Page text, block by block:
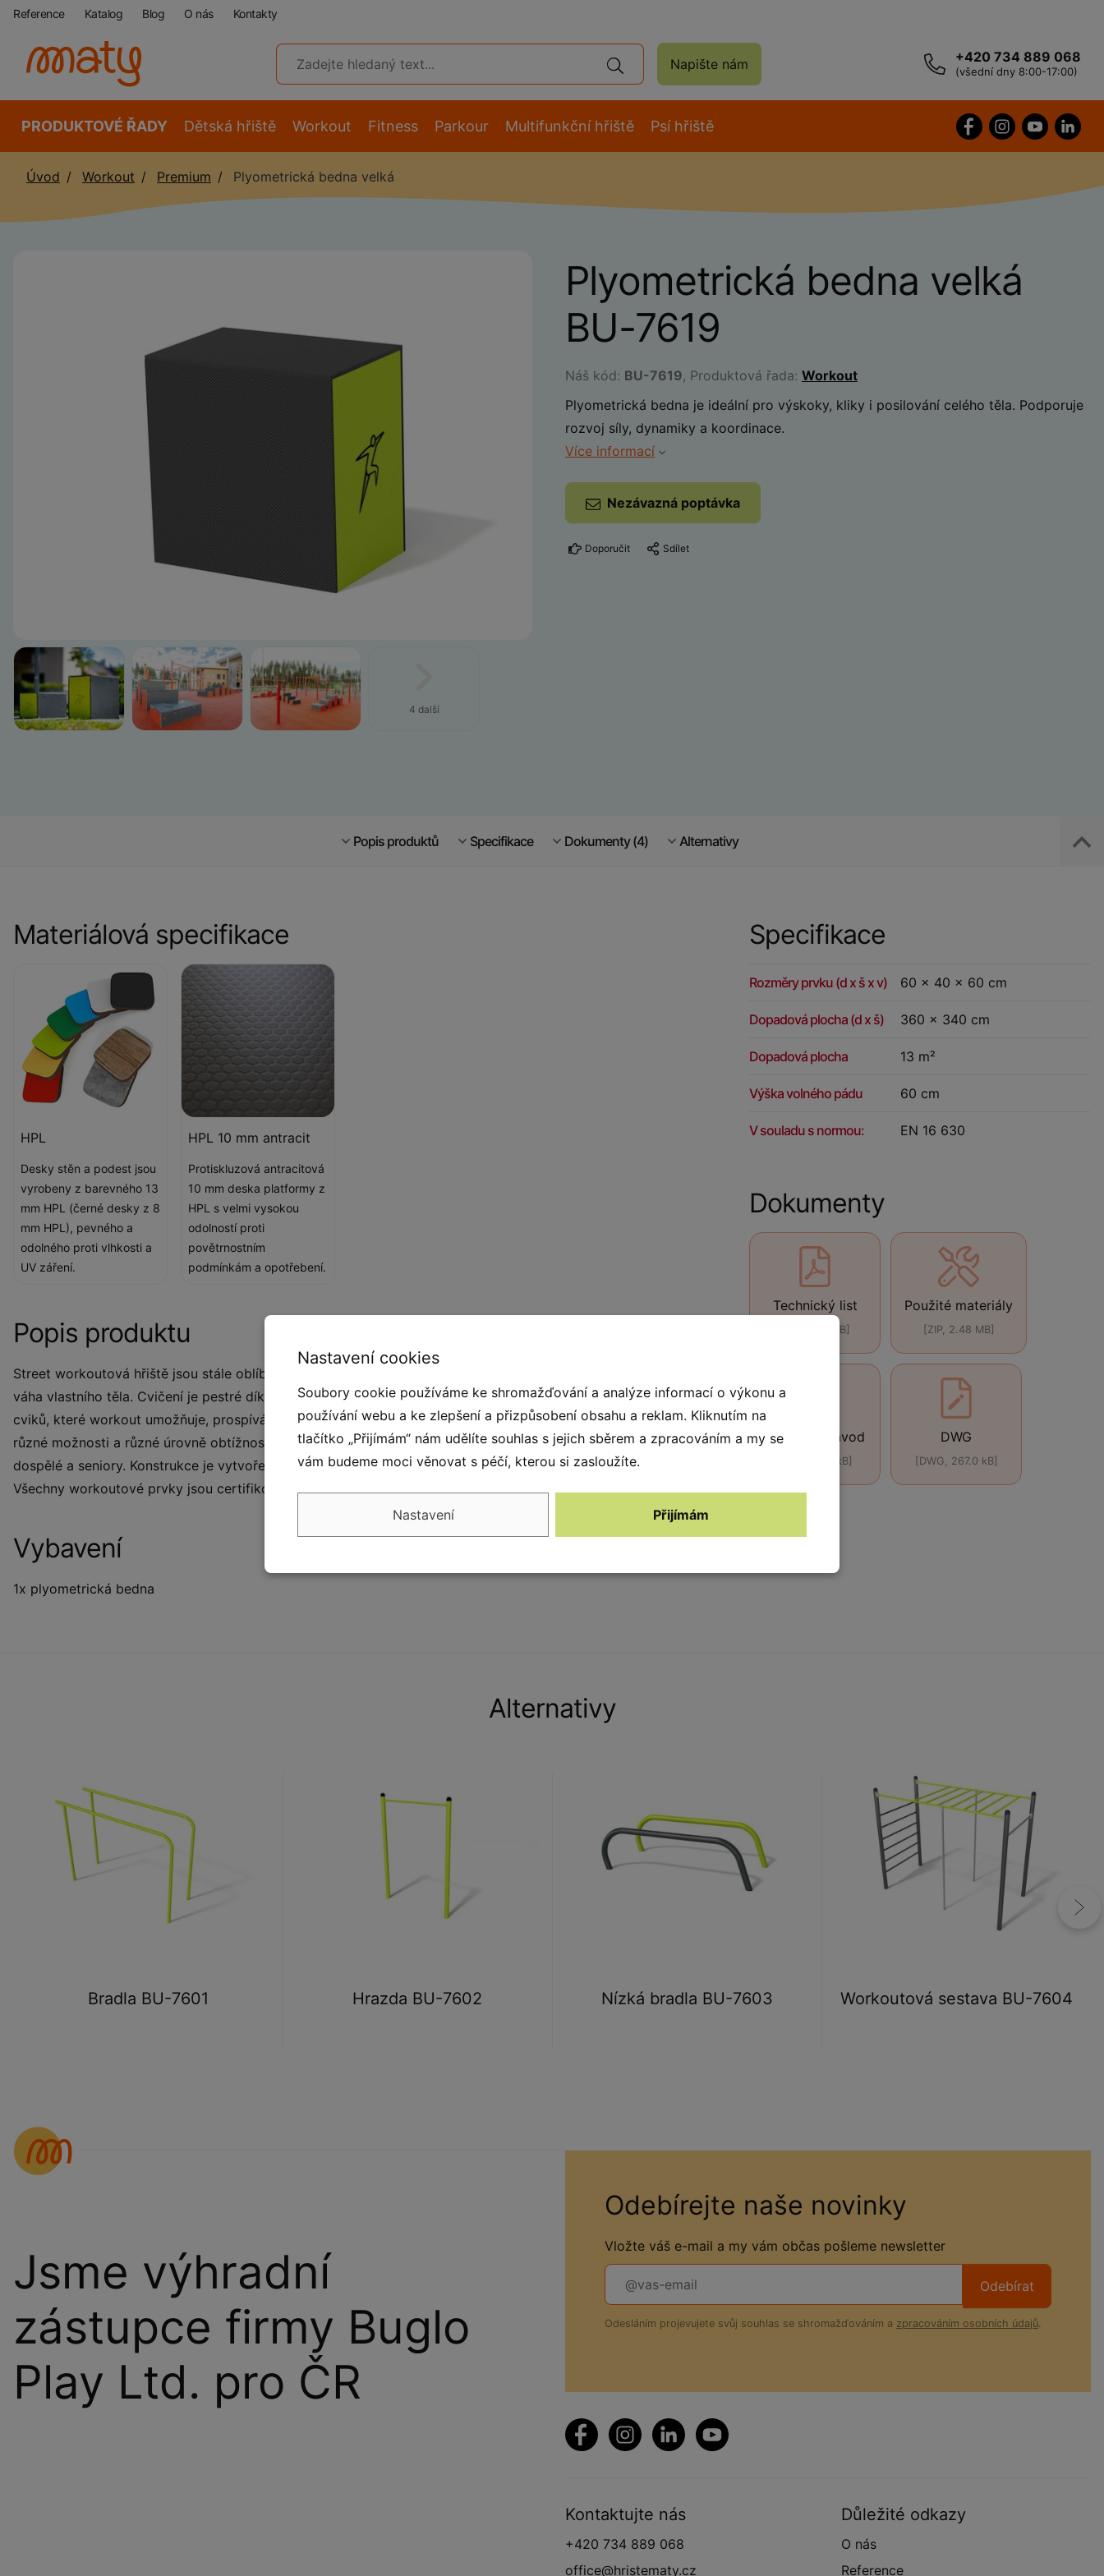
Reference Katalog Blog O nás Kontakty
Napište nám +420 734 889 068
(všední dny 8:00-17:00)
PRODUKTOVÉ ŘADY Dětská hřiště Workout Fitness Parkour Multifunkční hřiště Psí hřiště
Úvod Workout Premium Plyometrická bedna velká
4 další
Plyometrická bedna velká
BU-7619
Náš kód: BU-7619, Produktová řada: Workout
Plyometrická bedna je ideální pro výskoky, kliky i posilování celého těla. Podporuje
rozvoj síly, dynamiky a koordinace.
Více informací
Nezávazná poptávka
Doporučit Sdílet
Popis produktů Specifikace Dokumenty (4) Alternativy
Specifikace
Rozměry prvku (d x š x v) 60 x 40 x 60 cm
Dopadová plocha (d x š) 360 x 340 cm
Dopadová plocha 13 m²
Výška volného pádu 60 cm
V souladu s normou: EN 16 630
Dokumenty
Technický list
[PDF, 440 kB]
Použité materiály
[ZIP, 2.48 MB]
Montážní návod
[ZIP, 626.0 kB]
DWG
[DWG, 267.0 kB]
Materiálová specifikace
HPL
Desky stěn a podest jsou
vyrobeny z barevného 13
mm HPL (černé desky z 8
mm HPL), pevného a
odolného proti vlhkosti a
UV záření.
HPL 10 mm antracit
Protiskluzová antracitová
10 mm deska platformy z
HPL s velmi vysokou
odolností proti
povětrnostním
podmínkám a opotřebení.
Popis produktu
Street workoutová hřiště jsou stále oblíbenějším způsobem cvičení, při kterém se využívá především
váha vlastního těla. Cvičení je pestré díky jedinečnému venkovnímu prostředí, ale také díky široké škále
cviků, které workout umožňuje, prospívá tak nejen fyzické, ale i duševní pohodě. Street workout nabízí
různé možnosti a různé úrovně obtížnosti takže je určen nejen pro sportovce, ale i pro starší děti,
dospělé a seniory. Konstrukce je vytvořena z desek HPL, které jsou odolné proti vlhkosti a UV záření.
Všechny workoutové prvky jsou certifikované a splňují normu STN EN 16 630.
Vybavení
1x plyometrická bedna
Alternativy
Bradla BU-7601 Hrazda BU-7602 Nízká bradla BU-7603 Workoutová sestava BU-7604
Jsme výhradní
zástupce firmy Buglo
Play Ltd. pro ČR
Odebírejte naše novinky
Vložte váš e-mail a my vám občas pošleme newsletter
Odebírat
Odesláním projevujete svůj souhlas se shromažďováním a zpracováním osobních údajů.
Kontaktujte nás
+420 734 889 068
office@hristematy.cz
Důležité odkazy
O nás
Reference
Nastavení cookies
Soubory cookie používáme ke shromažďování a analýze informací o výkonu a
používání webu a ke zlepšení a přizpůsobení obsahu a reklam. Kliknutím na
tlačítko „Přijímám“ nám udělíte souhlas s jejich sběrem a zpracováním a my se
vám budeme moci věnovat s péčí, kterou si zasloužíte.
Nastavení Přijímám